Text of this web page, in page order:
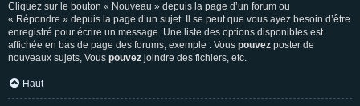
Cliquez sur le bouton « Nouveau » depuis la page d’un forum ou
« Répondre » depuis la page d’un sujet. Il se peut que vous ayez besoin d’être
enregistré pour écrire un message. Une liste des options disponibles est
affichée en bas de page des forums, exemple : Vous pouvez poster de
nouveaux sujets, Vous pouvez joindre des fichiers, etc.
Haut